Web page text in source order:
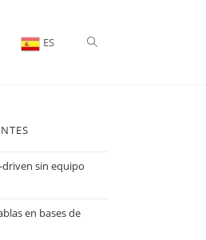
ES
sin equipo
en bases de